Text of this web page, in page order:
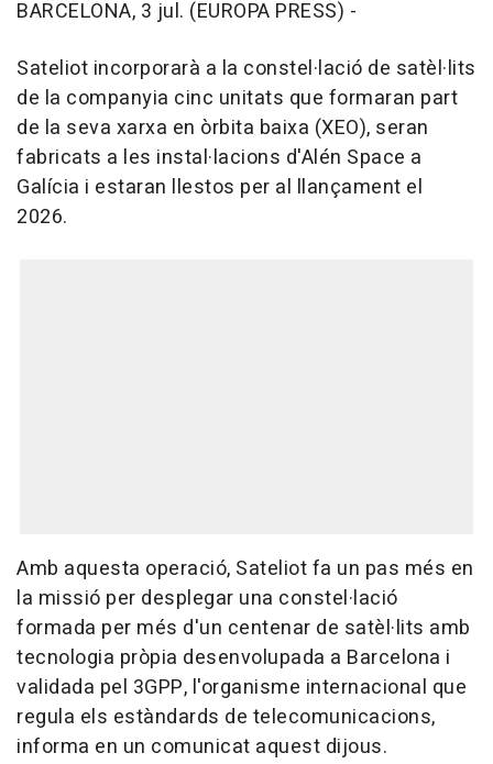
BARCELONA, 3 jul. (EUROPA PRESS) -
Sateliot incorporarà a la constel·lació de satèl·lits
de la companyia cinc unitats que formaran part
de la seva xarxa en òrbita baixa (XEO), seran
fabricats a les instal·lacions d'Alén Space a
Galícia i estaran llestos per al llançament el
2026.
Amb aquesta operació, Sateliot fa un pas més en
la missió per desplegar una constel·lació
formada per més d'un centenar de satèl·lits amb
tecnologia pròpia desenvolupada a Barcelona i
validada pel 3GPP, l'organisme internacional que
regula els estàndards de telecomunicacions,
informa en un comunicat aquest dijous.